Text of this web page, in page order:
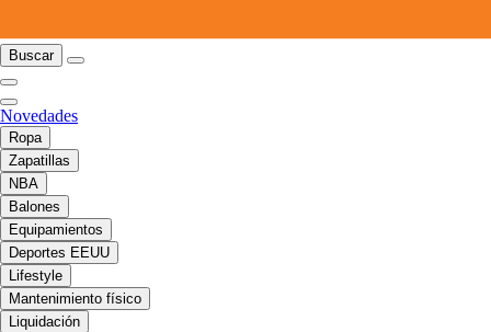
Buscar
Novedades
Ropa
Zapatillas
NBA
Balones
Equipamientos
Deportes EEUU
Lifestyle
Mantenimiento físico
Liquidación